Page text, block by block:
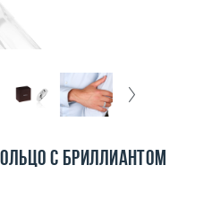
с бриллиантом